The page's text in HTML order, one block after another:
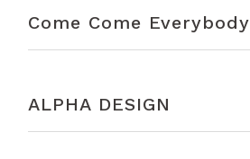
Come Come Everybody
ALPHA DESIGN